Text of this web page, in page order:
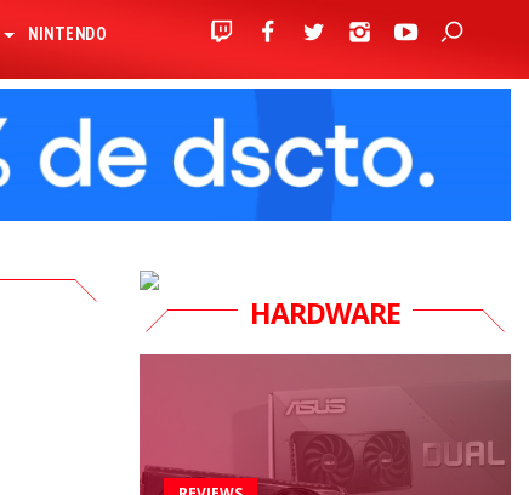
NINTENDO
HARDWARE